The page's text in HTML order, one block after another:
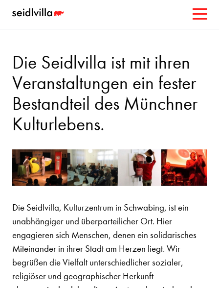
Die Seidlvilla ist mit ihren
Veranstaltungen ein fester
Bestandteil des Münchner
Kulturlebens.
Die Seidlvilla, Kulturzentrum in Schwabing, ist ein
unabhängiger und überparteilicher Ort. Hier
engagieren sich Menschen, denen ein solidarisches
Miteinander in ihrer Stadt am Herzen liegt. Wir
begrüßen die Vielfalt unterschiedlicher sozialer,
religiöser und geographischer Herkunft